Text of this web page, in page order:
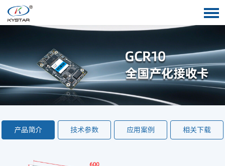
产品简介 技术参数 应用案例 相关下载